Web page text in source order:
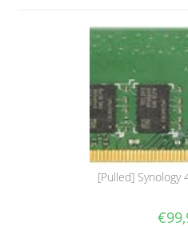
[Pulled] Synology
€